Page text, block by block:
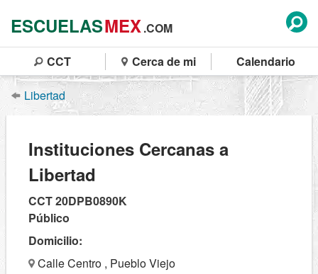
ESCUELASMEX.COM
CCT Cerca de mi Calendario
Libertad
Instituciones Cercanas a
Libertad
CCT 20DPB0890K
Público
Domicilio:
Calle Centro , Pueblo Viejo